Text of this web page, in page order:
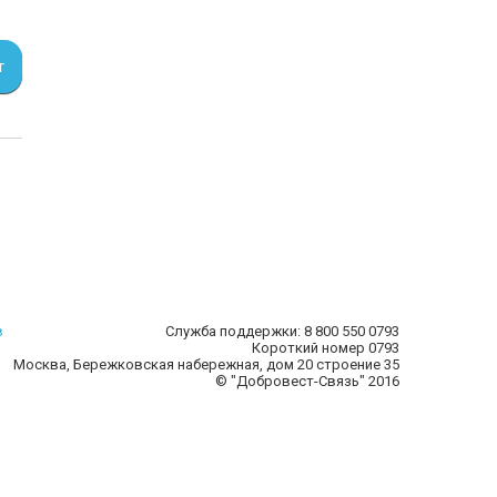
Служба поддержки: 8 800 550 0793
Короткий номер 0793
Москва, Бережковская набережная, дом 20 строение 35
© "Добровест-Связь" 2016